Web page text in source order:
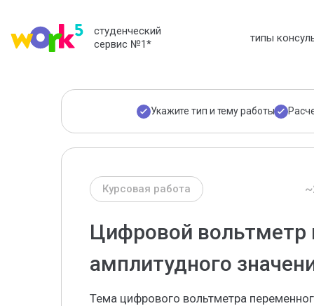
студенческий
сервис №1* типы
Укажите тип и тему работы
Курсовая работа
Цифровой вольтметр
амплитудного
Тема цифрового вольтметра